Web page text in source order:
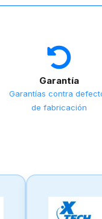
Garantía
Garantías contra
de fabricación